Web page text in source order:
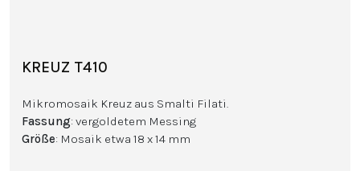
KREUZ T410
Mikromosaik Kreuz aus Smalti Filati.
Fassung: vergoldetem Messing
Größe: Mosaik etwa 18 x 14 mm